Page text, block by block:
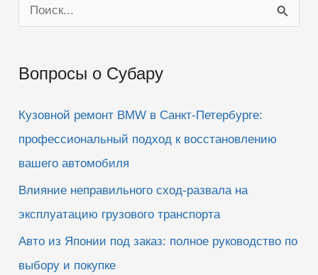
о
с
Вопросы о Субару
Кузовной ремонт BMW в Санкт-Петербурге:
профессиональный подход к восстановлению
вашего автомобиля
Влияние неправильного сход-развала на
эксплуатацию грузового транспорта
Авто из Японии под заказ: полное руководство по
выбору и покупке